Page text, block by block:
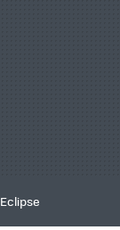
Eclipse